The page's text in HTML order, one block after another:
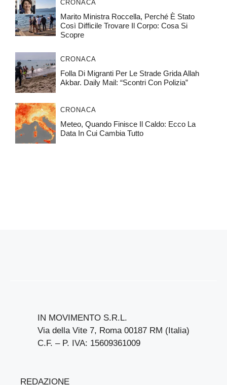
CRONACA
Marito Ministra Roccella, Perché È Stato
Così Difficile Trovare Il Corpo: Cosa Si
Scopre
CRONACA
Folla Di Migranti Per Le Strade Grida Allah
Akbar. Daily Mail: “Scontri Con Polizia”
CRONACA
Meteo, Quando Finisce Il Caldo: Ecco La
Data In Cui Cambia Tutto
IN MOVIMENTO S.R.L.
Via della Vite 7, Roma 00187 RM (Italia)
C.F. – P. IVA: 15609361009
REDAZIONE